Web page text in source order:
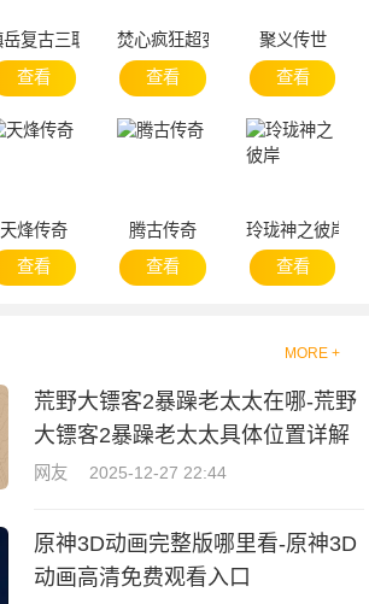
复古三职业
查看
焚心疯狂超变
查看
聚义传世
查看
天烽传奇
查看
腾古传奇
查看
玲珑神之彼岸
查看
MORE +
荒野大镖客2暴躁老太太在哪-荒野
大镖客2暴躁老太太具体位置详解
网友 2025-12-27 22:44
原神3D动画完整版哪里看-原神3D
动画高清免费观看入口